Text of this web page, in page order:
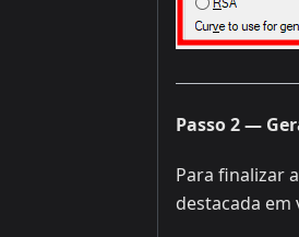
Passo 2 —
Para finalizar
destacada